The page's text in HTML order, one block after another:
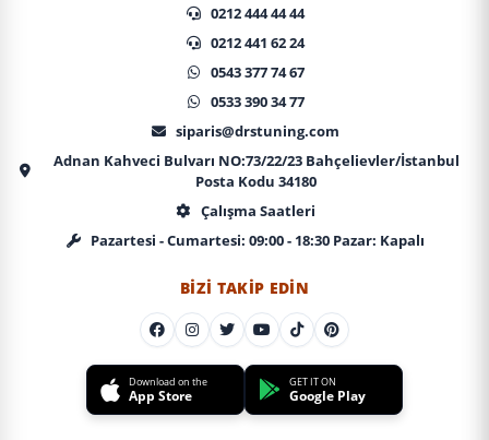
0212 444 44 44
0212 441 62 24
0543 377 74 67
0533 390 34 77
siparis@drstuning.com
Adnan Kahveci Bulvarı NO:73/22/23 Bahçelievler/İstanbul
Posta Kodu 34180
Çalışma Saatleri
Pazartesi - Cumartesi: 09:00 - 18:30 Pazar: Kapalı
BIZI TAKIP EDIN
Download on the
App Store
GET IT ON
Google Play